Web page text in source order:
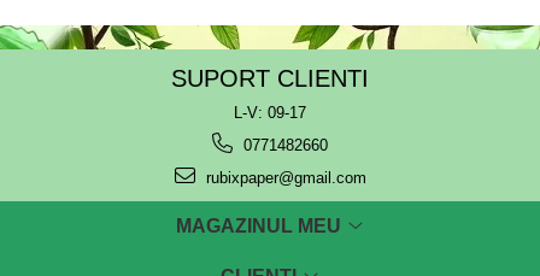
SUPORT CLIENTI
L-V: 09-17
0771482660
rubixpaper@gmail.com
MAGAZINUL MEU